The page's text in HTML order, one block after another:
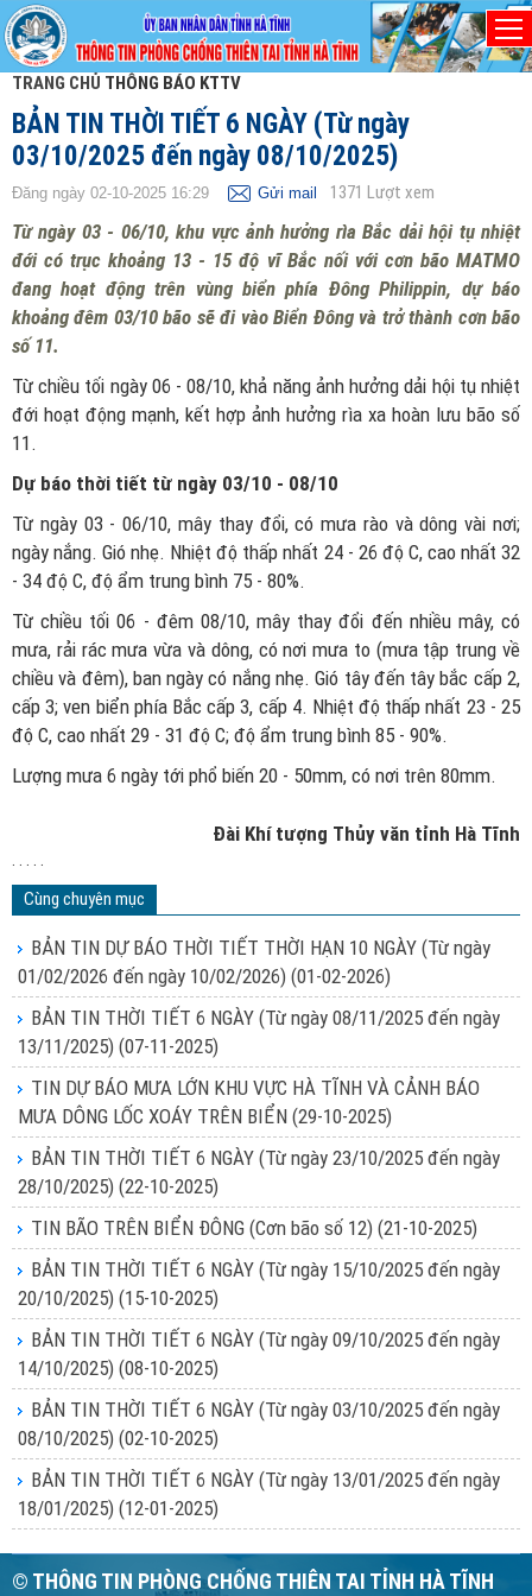
TRANG CHỦ THÔNG BÁO KTTV
BẢN TIN THỜI TIẾT 6 NGÀY (Từ ngày
03/10/2025 đến ngày 08/10/2025)
Đăng ngày 02-10-2025 16:29 Gửi mail 1371 Lượt xem
Từ ngày 03 - 06/10, khu vực ảnh hưởng rìa Bắc dải hội tụ nhiệt
đới có trục khoảng 13 - 15 độ vĩ Bắc nối với cơn bão MATMO
đang hoạt động trên vùng biển phía Đông Philippin, dự báo
khoảng đêm 03/10 bão sẽ đi vào Biển Đông và trở thành cơn bão
số 11.
Từ chiều tối ngày 06 - 08/10, khả năng ảnh hưởng dải hội tụ nhiệt
đới hoạt động mạnh, kết hợp ảnh hưởng rìa xa hoàn lưu bão số
11.
Dự báo thời tiết từ ngày 03/10 - 08/10
Từ ngày 03 - 06/10, mây thay đổi, có mưa rào và dông vài nơi;
ngày nắng. Gió nhẹ. Nhiệt độ thấp nhất 24 - 26 độ C, cao nhất 32
- 34 độ C, độ ẩm trung bình 75 - 80%.
Từ chiều tối 06 - đêm 08/10, mây thay đổi đến nhiều mây, có
mưa, rải rác mưa vừa và dông, có nơi mưa to (mưa tập trung về
chiều và đêm), ban ngày có nắng nhẹ. Gió tây đến tây bắc cấp 2,
cấp 3; ven biển phía Bắc cấp 3, cấp 4. Nhiệt độ thấp nhất 23 - 25
độ C, cao nhất 29 - 31 độ C; độ ẩm trung bình 85 - 90%.
Lượng mưa 6 ngày tới phổ biến 20 - 50mm, có nơi trên 80mm.
Đài Khí tượng Thủy văn tỉnh Hà Tĩnh
. . . . .
Cùng chuyên mục
BẢN TIN DỰ BÁO THỜI TIẾT THỜI HẠN 10 NGÀY (Từ ngày
01/02/2026 đến ngày 10/02/2026) (01-02-2026)
BẢN TIN THỜI TIẾT 6 NGÀY (Từ ngày 08/11/2025 đến ngày
13/11/2025) (07-11-2025)
TIN DỰ BÁO MƯA LỚN KHU VỰC HÀ TĨNH VÀ CẢNH BÁO
MƯA DÔNG LỐC XOÁY TRÊN BIỂN (29-10-2025)
BẢN TIN THỜI TIẾT 6 NGÀY (Từ ngày 23/10/2025 đến ngày
28/10/2025) (22-10-2025)
TIN BÃO TRÊN BIỂN ĐÔNG (Cơn bão số 12) (21-10-2025)
BẢN TIN THỜI TIẾT 6 NGÀY (Từ ngày 15/10/2025 đến ngày
20/10/2025) (15-10-2025)
BẢN TIN THỜI TIẾT 6 NGÀY (Từ ngày 09/10/2025 đến ngày
14/10/2025) (08-10-2025)
BẢN TIN THỜI TIẾT 6 NGÀY (Từ ngày 03/10/2025 đến ngày
08/10/2025) (02-10-2025)
BẢN TIN THỜI TIẾT 6 NGÀY (Từ ngày 13/01/2025 đến ngày
18/01/2025) (12-01-2025)
© THÔNG TIN PHÒNG CHỐNG THIÊN TAI TỈNH HÀ TĨNH